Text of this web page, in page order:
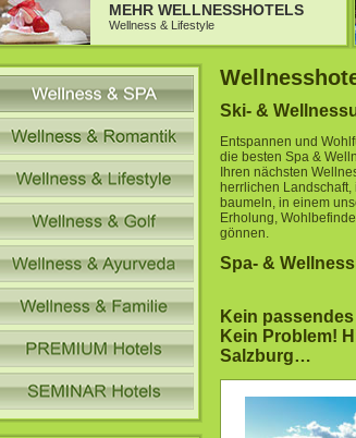
MEHR WELLNESSHOTELS
Wellness & Lifestyle
Ski- &
Entspannen und
die besten Spa &
Ihren nächsten
herrlichen
baumeln, in einem
Erholung,
gönnen.
Spa- &
Kein
Kein Problem!
Salzburg…